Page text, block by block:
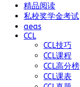
精品阅读
私校奖学金考试
aeas
CCL
CCL技巧
CCL课程
CCL高分榜
CCL课表